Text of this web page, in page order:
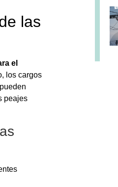
las
el
los cargos
peajes